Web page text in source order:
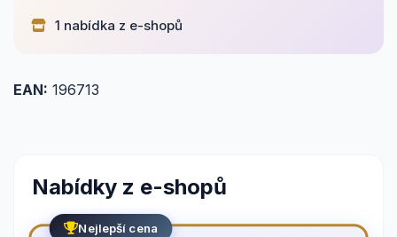
1 nabídka z e-shopů
EAN: 196713
Nabídky z e-shopů
Nejlepší cena